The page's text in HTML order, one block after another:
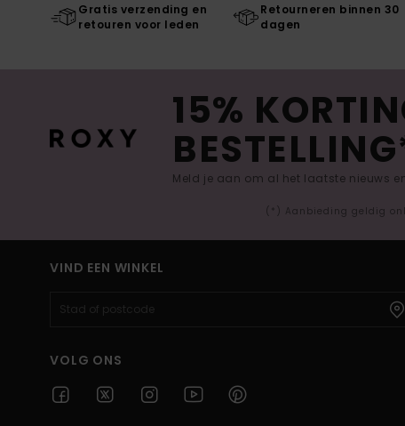
Gratis verzending en
retouren voor leden
Retourneren binnen 30
dagen
15%
Meld je aan om al het laatste nieuws
(*) Aanbieding geldig
VIND EEN WINKEL
VOLG ONS